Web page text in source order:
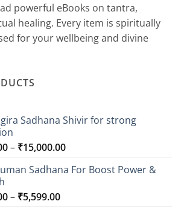
powerful eBooks on tantra,
healing. Every item is spiritually
for your wellbeing and divine
Sadhana Shivir for strong
– ₹15,000.00Price
₹7,000.00
Sadhana For Boost Power &
– ₹5,599.00Price